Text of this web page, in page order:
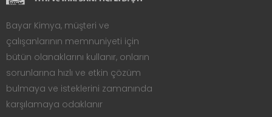
Bayar Kimya, müşteri ve
çalışanlarının memnuniyeti için
bütün olanaklarını kullanır, onların
sorunlarına hızlı ve etkin çözüm
bulmaya ve isteklerini zamanında
karşılamaya odaklanır